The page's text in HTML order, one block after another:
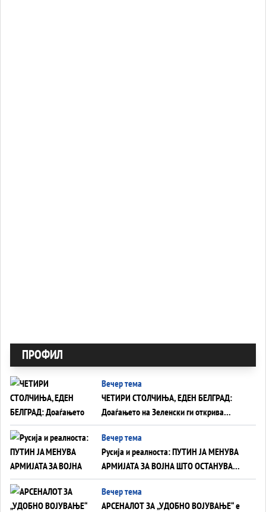
ПРОФИЛ
Вечер тема
ЧЕТИРИ СТОЛЧИЊА, ЕДЕН БЕЛГРАД:
Доаѓањето на Зеленски ги открива
тајните на политиката на балансирање
на Вучиќ
Вечер тема
Русија и реалноста: ПУТИН ЈА МЕНУВА
АРМИЈАТА ЗА ВОЈНА ШТО ОСТАНУВА
БЕЗ ФРОНТ
Вечер тема
АРСЕНАЛОТ ЗА „УДОБНО ВОЈУВАЊЕ“ е